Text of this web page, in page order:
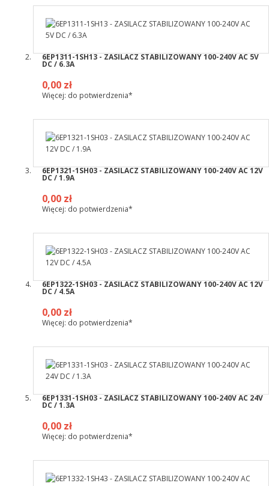
6EP1311-1SH13 - ZASILACZ STABILIZOWANY 100-240V AC 5V
DC / 6.3A
0,00 zł
Więcej: do potwierdzenia*
6EP1321-1SH03 - ZASILACZ STABILIZOWANY 100-240V AC 12V
DC / 1.9A
0,00 zł
Więcej: do potwierdzenia*
6EP1322-1SH03 - ZASILACZ STABILIZOWANY 100-240V AC 12V
DC / 4.5A
0,00 zł
Więcej: do potwierdzenia*
6EP1331-1SH03 - ZASILACZ STABILIZOWANY 100-240V AC 24V
DC / 1.3A
0,00 zł
Więcej: do potwierdzenia*